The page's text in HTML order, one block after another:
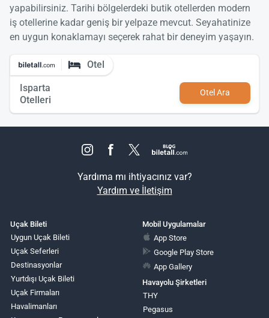
yapabilirsiniz. Tarihi bölgelerdeki butik otellerden modern
iş otellerine kadar geniş bir yelpaze mevcut. Seyahatinize
en uygun konaklamayı seçerek rahat bir deneyim yaşayın.
Otel
Isparta
Otelleri
Otel Ara
Yardıma mı ihtiyacınız var?
Yardım ve İletişim
Uçak Bileti
Uygun Uçak Bileti
Uçak Seferleri
Destinasyonlar
Yurtdışı Uçak Bileti
Uçak Firmaları
Havalimanları
Mobil Uygulamalar
App Store
Google Play Store
App Gallery
Havayolu Şirketleri
THY
Pegasus